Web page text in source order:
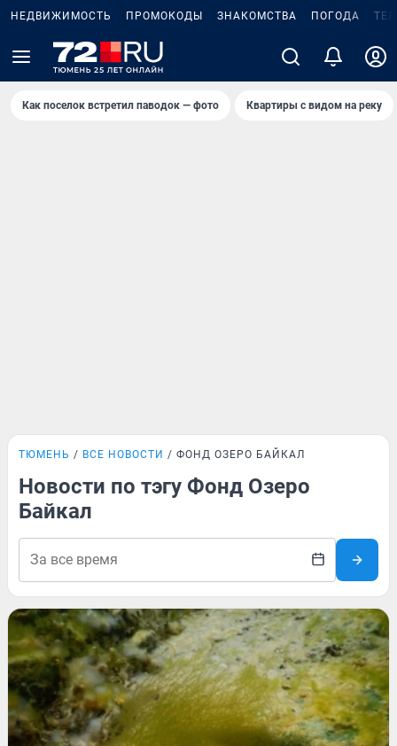
НЕДВИЖИМОСТЬ ПРОМОКОДЫ ЗНАКОМСТВА ПОГОДА
Как поселок встретил паводок — фото Квартиры с видом на реку
ТЮМЕНЬ ВСЕ НОВОСТИ ФОНД ОЗЕРО БАЙКАЛ
Новости по тэгу Фонд Озеро
Байкал